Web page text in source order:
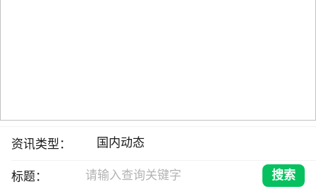
资讯类型：
标题：